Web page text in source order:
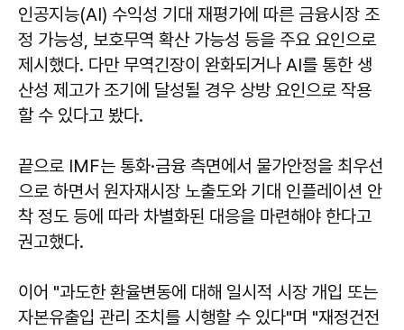
인공지능(AI) 수익성 기대 재평가에 따른 금융시장 조
정 가능성, 보호무역 확산 가능성 등을 주요 요인으로
제시했다. 다만 무역긴장이 완화되거나 AI를 통한 생
산성 제고가 조기에 달성될 경우 상방 요인으로 작용
할 수 있다고 봤다.
끝으로 IMF는 통화·금융 측면에서 물가안정을 최우선
으로 하면서 원자재시장 노출도와 기대 인플레이션 안
착 정도 등에 따라 차별화된 대응을 마련해야 한다고
권고했다.
이어 "과도한 환율변동에 대해 일시적 시장 개입 또는
자본유출입 관리 조치를 시행할 수 있다"며 "재정건전